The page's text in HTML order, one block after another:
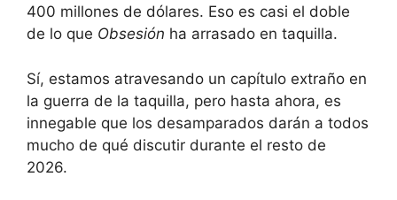
400 millones de dólares. Eso es casi el doble
de lo que Obsesión ha arrasado en taquilla.
Sí, estamos atravesando un capítulo extraño en
la guerra de la taquilla, pero hasta ahora, es
innegable que los desamparados darán a todos
mucho de qué discutir durante el resto de
2026.